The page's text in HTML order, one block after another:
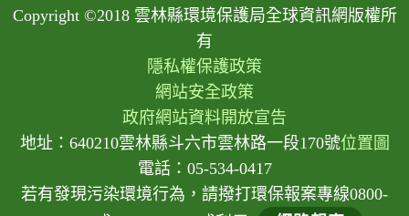
Copyright ©2018 雲林縣環境保護局全球資訊網版權所
有
隱私權保護政策
網站安全政策
政府網站資料開放宣告
地址：640210雲林縣斗六市雲林路一段170號位置圖
電話：05-534-0417
若有發現污染環境行為，請撥打環保報案專線0800-